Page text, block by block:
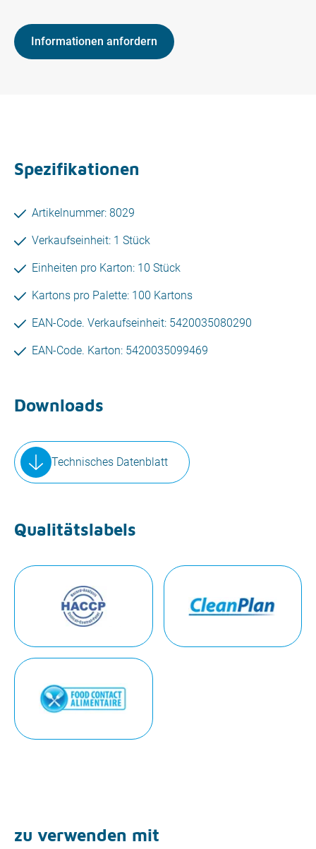
Informationen anfordern
Spezifikationen
Artikelnummer: 8029
Verkaufseinheit: 1 Stück
Einheiten pro Karton: 10 Stück
Kartons pro Palette: 100 Kartons
EAN-Code. Verkaufseinheit: 5420035080290
EAN-Code. Karton: 5420035099469
Downloads
Technisches Datenblatt
Qualitätslabels
zu verwenden mit